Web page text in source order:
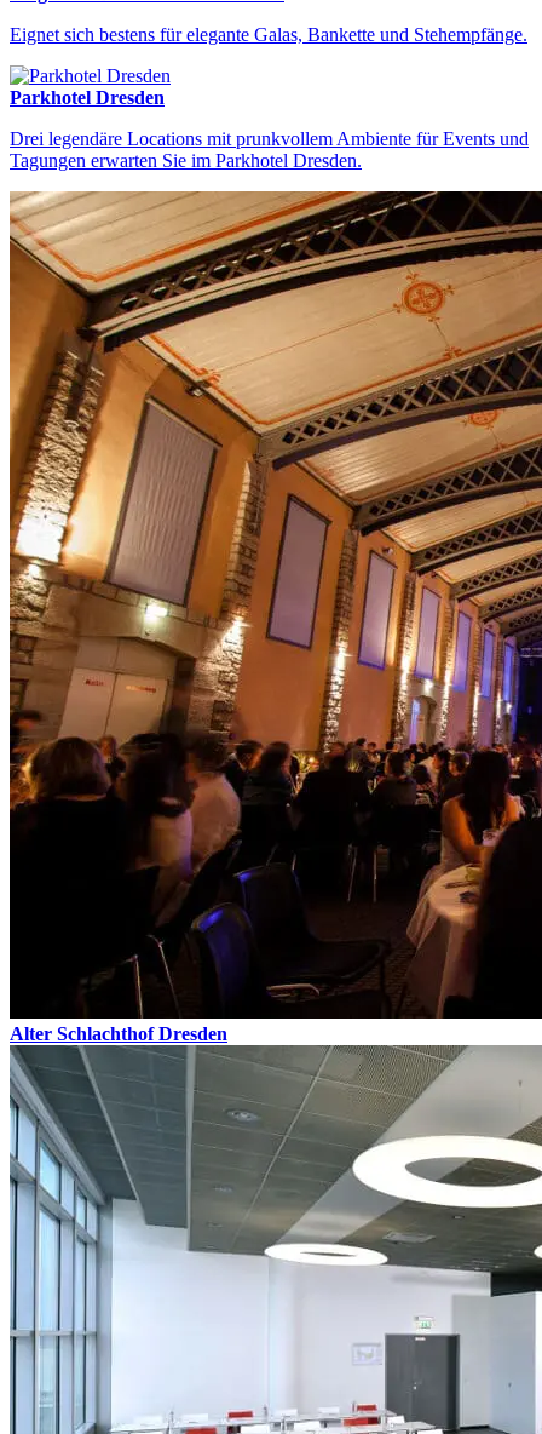
Eignet sich bestens für elegante Galas, Bankette und Stehempfänge.
Parkhotel Dresden
Drei legendäre Locations mit prunkvollem Ambiente für Events und
Tagungen erwarten Sie im Parkhotel Dresden.
Alter Schlachthof Dresden